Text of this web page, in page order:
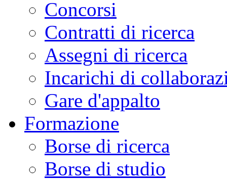
Concorsi
Contratti di ricerca
Assegni di ricerca
Incarichi di
Gare d'appalto
Formazione
Borse di ricerca
Borse di studio